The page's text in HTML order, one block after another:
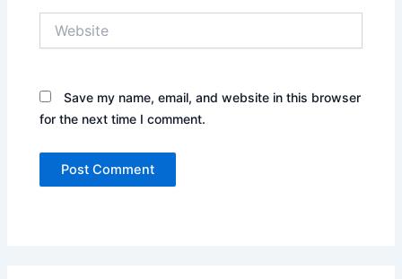
Save my name, email, and website in this browser
for the next time I comment.